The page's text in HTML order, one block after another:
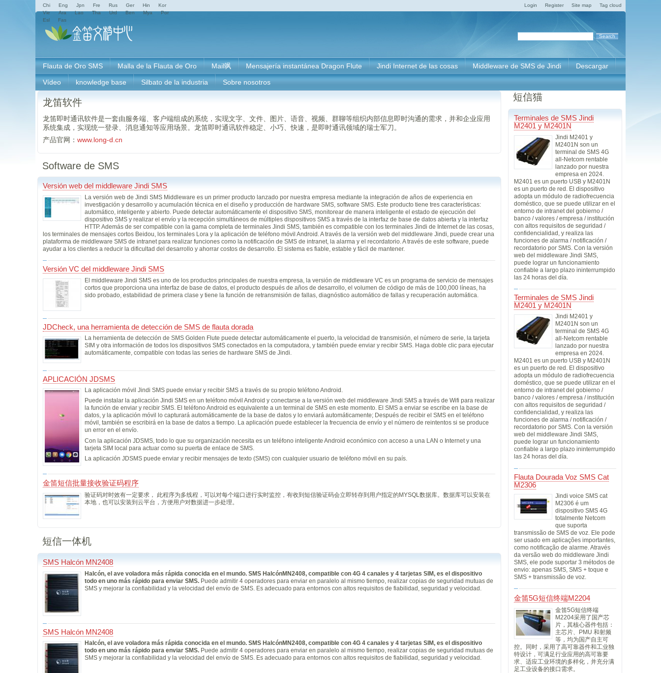
Chi Eng Jpn Fre Rus Ger Hin
Kor
Vie
Ara Lao Tha Urd Ben Mya
Por
Esl
Fas
Tag cloud
Site map
Register
Login
Flauta de Oro SMS Malla de la Flauta de Oro Mail飒 Mensajería instantánea Dragon Flute Jindi Internet de las cosas Middleware de SMS de Jindi Descargar
Vídeo knowledge base Silbato de la industria Sobre nosotros
龙笛软件
龙笛即时通讯软件是一套由服务端、客户端组成的系统，实现文字、文件、图片、语音、视频、群聊等组织内部信息即时沟通的需求，并和企业应用
系统集成，实现统一登录、消息通知等应用场景。龙笛即时通讯软件稳定、小巧、快速，是即时通讯领域的瑞士军刀。
产品官网：www.long-d.cn
Software de SMS
Versión web del middleware Jindi SMS
La versión web de Jindi SMS Middleware es un primer producto lanzado por nuestra empresa mediante la integración de años de experiencia en
investigación y desarrollo y acumulación técnica en el diseño y producción de hardware SMS, software SMS. Este producto tiene tres características:
automático, inteligente y abierto. Puede detectar automáticamente el dispositivo SMS, monitorear de manera inteligente el estado de ejecución del
dispositivo SMS y realizar el envío y la recepción simultáneos de múltiples dispositivos SMS a través de la interfaz de base de datos abierta y la interfaz
HTTP. Además de ser compatible con la gama completa de terminales Jindi SMS, también es compatible con los terminales Jindi de Internet de las cosas,
los terminales de mensajes cortos Beidou, los terminales Lora y la aplicación de teléfono móvil Android. A través de la versión web del middleware Jindi, puede crear una
plataforma de middleware SMS de intranet para realizar funciones como la notificación de SMS de intranet, la alarma y el recordatorio. A través de este software, puede
ayudar a los clientes a reducir la dificultad del desarrollo y ahorrar costos de desarrollo. El sistema es fiable, estable y fácil de mantener.
Versión VC del middleware Jindi SMS
El middleware Jindi SMS es uno de los productos principales de nuestra empresa, la versión de middleware VC es un programa de servicio de mensajes
cortos que proporciona una interfaz de base de datos, el producto después de años de desarrollo, el volumen de código de más de 100,000 líneas, ha
sido probado, estabilidad de primera clase y tiene la función de retransmisión de fallas, diagnóstico automático de fallas y recuperación automática.
JDCheck, una herramienta de detección de SMS de flauta dorada
La herramienta de detección de SMS Golden Flute puede detectar automáticamente el puerto, la velocidad de transmisión, el número de serie, la tarjeta
SIM y otra información de todos los dispositivos SMS conectados en la computadora, y también puede enviar y recibir SMS. Haga doble clic para ejecutar
automáticamente, compatible con todas las series de hardware SMS de Jindi.
APLICACIÓN JDSMS
La aplicación móvil Jindi SMS puede enviar y recibir SMS a través de su propio teléfono Android.
Puede instalar la aplicación Jindi SMS en un teléfono móvil Android y conectarse a la versión web del middleware Jindi SMS a través de Wifi para realizar
la función de enviar y recibir SMS. El teléfono Android es equivalente a un terminal de SMS en este momento. El SMS a enviar se escribe en la base de
datos, y la aplicación móvil lo capturará automáticamente de la base de datos y lo enviará automáticamente; Después de recibir el SMS en el teléfono
móvil, también se escribirá en la base de datos a tiempo. La aplicación puede establecer la frecuencia de envío y el número de reintentos si se produce
un error en el envío.
Con la aplicación JDSMS, todo lo que su organización necesita es un teléfono inteligente Android económico con acceso a una LAN o Internet y una
tarjeta SIM local para actuar como su puerta de enlace de SMS.
La aplicación JDSMS puede enviar y recibir mensajes de texto (SMS) con cualquier usuario de teléfono móvil en su país.
金笛短信批量接收验证码程序
验证码对时效有一定要求， 此程序为多线程，可以对每个端口进行实时监控，有收到短信验证码会立即转存到用户指定的MYSQL数据库。数据库可以安装在
本地，也可以安装到云平台，方便用户对数据进一步处理。
短信一体机
SMS Halcón MN2408
Halcón, el ave voladora más rápida conocida en el mundo. SMS HalcónMN2408, compatible con 4G 4 canales y 4 tarjetas SIM, es el dispositivo
todo en uno más rápido para enviar SMS. Puede admitir 4 operadores para enviar en paralelo al mismo tiempo, realizar copias de seguridad mutuas de
SMS y mejorar la confiabilidad y la velocidad del envío de SMS. Es adecuado para entornos con altos requisitos de fiabilidad, seguridad y velocidad.
SMS Halcón MN2408
Halcón, el ave voladora más rápida conocida en el mundo. SMS HalcónMN2408, compatible con 4G 4 canales y 4 tarjetas SIM, es el dispositivo
todo en uno más rápido para enviar SMS. Puede admitir 4 operadores para enviar en paralelo al mismo tiempo, realizar copias de seguridad mutuas de
SMS y mejorar la confiabilidad y la velocidad del envío de SMS. Es adecuado para entornos con altos requisitos de fiabilidad, seguridad y velocidad.
短信猫
Terminales de SMS Jindi
M2401 y M2401N
Jindi M2401 y
M2401N son un
terminal de SMS 4G
all-Netcom rentable
lanzado por nuestra
empresa en 2024.
M2401 es un puerto USB y M2401N
es un puerto de red. El dispositivo
adopta un módulo de radiofrecuencia
doméstico, que se puede utilizar en el
entorno de intranet del gobierno /
banco / valores / empresa / institución
con altos requisitos de seguridad /
confidencialidad, y realiza las
funciones de alarma / notificación /
recordatorio por SMS. Con la versión
web del middleware Jindi SMS,
puede lograr un funcionamiento
confiable a largo plazo ininterrumpido
las 24 horas del día.
Terminales de SMS Jindi
M2401 y M2401N
Jindi M2401 y
M2401N son un
terminal de SMS 4G
all-Netcom rentable
lanzado por nuestra
empresa en 2024.
M2401 es un puerto USB y M2401N
es un puerto de red. El dispositivo
adopta un módulo de radiofrecuencia
doméstico, que se puede utilizar en el
entorno de intranet del gobierno /
banco / valores / empresa / institución
con altos requisitos de seguridad /
confidencialidad, y realiza las
funciones de alarma / notificación /
recordatorio por SMS. Con la versión
web del middleware Jindi SMS,
puede lograr un funcionamiento
confiable a largo plazo ininterrumpido
las 24 horas del día.
Flauta Dourada Voz SMS Cat
M2306
Jindi voice SMS cat
M2306 é um
dispositivo SMS 4G
totalmente Netcom
que suporta
transmissão de SMS de voz. Ele pode
ser usado em aplicações importantes,
como notificação de alarme. Através
da versão web do middleware Jindi
SMS, ele pode suportar 3 métodos de
envio: apenas SMS, SMS + toque e
SMS + transmissão de voz.
金笛5G短信终端M2204
金笛5G短信终端
M2204采用了国产芯
片，其核心器件包括：
主芯片、PMU 和射频
等，均为国产自主可
控。同时，采用了高可靠器件和工业独
特设计，可满足行业应用的高可靠要
求、适应工业环境的多样化，并充分满
足工业设备的接口需求。